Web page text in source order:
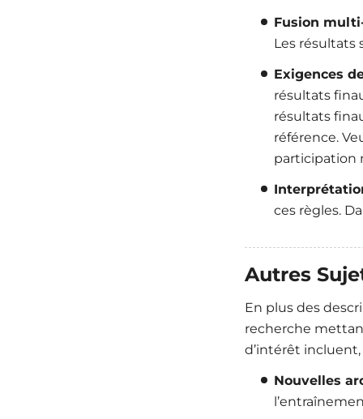
Fusion
Les résultats
Exigences
résultats
résultats
référence.
participation
ces règles.
Autres
En plus des
recherche
d’intérêt incluent,
Nouvelles